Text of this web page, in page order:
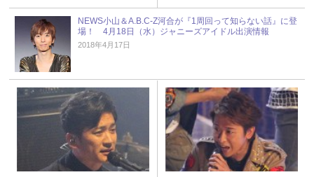
NEWS小山＆A.B.C-Z河合が『1周回って知らない話』に登
場！ 4月18日（水）ジャニーズアイドル出演情報
2018年4月17日